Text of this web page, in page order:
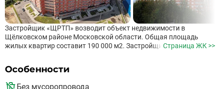
Застройщик «ЩРТП» возводит объект недвижимости в
Щёлковском районе Московской области. Общая площадь
жилых квартир составит 190 000 м2. Застройщик построит
составляет 23 м2, максимальная – 79 м2 при высоте потолков
2,6 м. На выбор покупателя предлагаются 1-3 комнатные
Страница ЖК >>
Особенности
Без мусоропровода